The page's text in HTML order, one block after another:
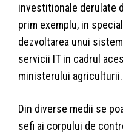
investitionale derulate
prim exemplu, in
dezvoltarea unui
servicii IT in cadrul
ministerului agriculturii.
Din diverse medii se
sefi ai corpului de